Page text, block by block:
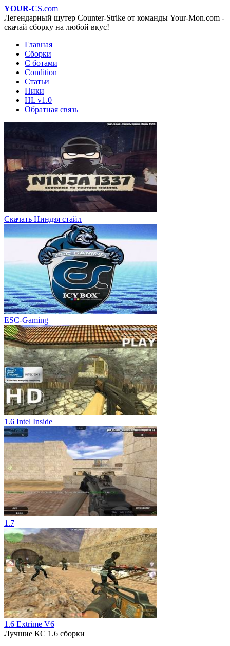
YOUR-CS.com
Легендарный шутер Counter-Strike от команды Your-Mon.com -
скачай сборку на любой вкус!
Главная
Сборки
С ботами
Condition
Статьи
Ники
HL v1.0
Обратная связь
Скачать Ниндзя стайл
ESC-Gaming
1.6 Intel Inside
1.7
1.6 Extrime V6
Лучшие КС 1.6 сборки